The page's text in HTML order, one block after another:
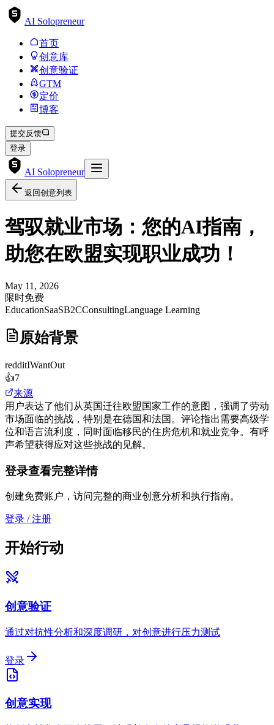
AI Solopreneur
首页
创意库
创意验证
GTM
定价
博客
提交反馈
登录
AI Solopreneur
返回创意列表
驾驭就业市场：您的AI指南，
助您在欧盟实现职业成功！
May 11, 2026
限时免费
EducationSaaSB2CConsultingLanguage Learning
原始背景
redditIWantOut
👍7
来源
用户表达了他们从英国迁往欧盟国家工作的意图，强调了劳动
市场面临的挑战，特别是在德国和法国。评论指出需要高级学
位和语言流利度，同时面临移民的住房危机和就业竞争。有呼
声希望获得应对这些挑战的见解。
登录查看完整详情
创建免费账户，访问完整的商业创意分析和执行指南。
登录 / 注册
开始行动
创意验证
通过对抗性分析和深度调研，对创意进行压力测试
登录
创意实现